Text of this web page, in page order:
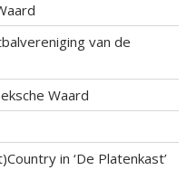
van de
Waard
in ‘De Platenkast’